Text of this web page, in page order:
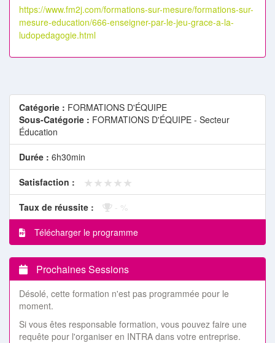
https://www.fm2j.com/formations-sur-mesure/formations-sur-
mesure-education/666-enseigner-par-le-jeu-grace-a-la-
ludopedagogie.html
Catégorie : FORMATIONS D'ÉQUIPE
Sous-Catégorie : FORMATIONS D'ÉQUIPE - Secteur
Éducation
Durée : 6h30min
Satisfaction : ★★★★★
★★★★★
Taux de réussite : - %
Télécharger le programme
Prochaines Sessions
Désolé, cette formation n'est pas programmée pour le
moment.
Si vous êtes responsable formation, vous pouvez faire une
requête pour l'organiser en INTRA dans votre entreprise.